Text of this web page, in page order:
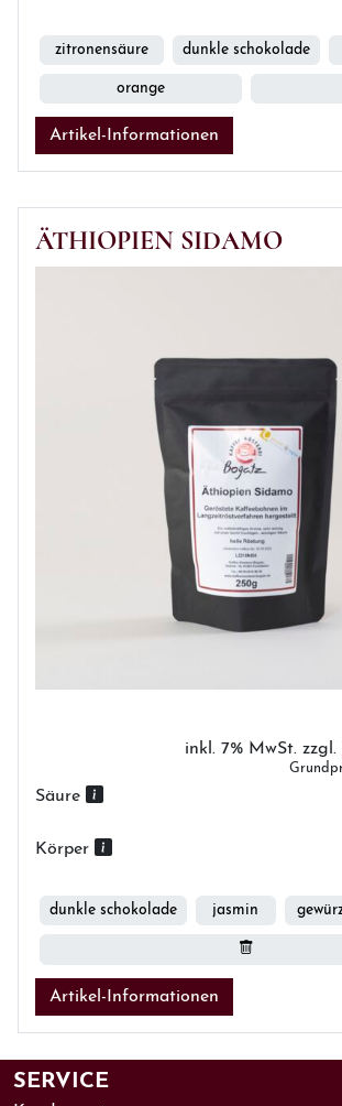
zitronensäure dunkle schokolade
orange
Artikel-Informationen
ÄTHIOPIEN SIDAMO
inkl. 7% MwSt. zzgl.
Säure
Körper
dunkle schokolade jasmin
Artikel-Informationen
SERVICE